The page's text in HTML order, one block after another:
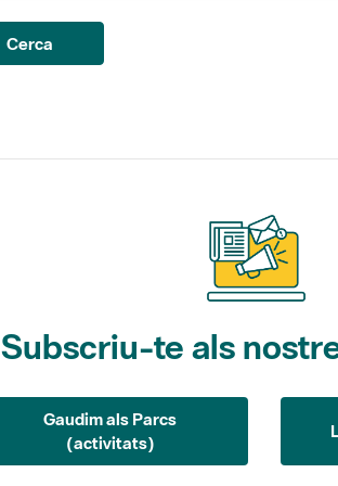
Cerca
Subscriu-te als
Gaudim als Parcs
(activitats)